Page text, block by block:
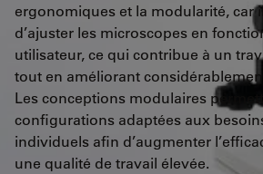
ergonomiques et la modularité, car
d’ajuster les microscopes en
utilisateur, ce qui contribue à un
tout en améliorant
Les conceptions modulaires
configurations adaptées aux
individuels afin d’augmenter
une qualité de travail élevée.